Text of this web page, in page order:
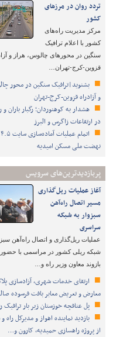
تردد روان در مرزهای
کشور
مرکز مدیریت راه‌های
کشور با اعلام ترافیک
سنگین در محورهای چالوس، هراز و
قزوین-کرج-تهران…
بشنوید|ترافیک سنگین در محور
و آزادراه قزوین-کرج-تهران
هشدار به کوهنوردان؛ رگبار باران
در ارتفاعات زاگرس و البرز
نهضت ملی مسکن امیدیه
پربازدیدترین‌های سرویس
آغاز عملیات ریل‌گذاری
مسیر اتصال راه‌آهن
سبزوار به شبکه
سراسری
عملیات ریل‌گذاری و اتصال راه‌آهن
شبکه ریلی کشور در مراسمی با
بازوند معاون وزیر راه و…
ارتقای خدمات شهری، آزادسازی
معارض و تعریض معابر بافت فرسوده
پل عنافچه خوزستان زیر بار
بازدید نماینده اهواز و مدیرکل
از پروژه راهسازی حمیدیه، کارون و…